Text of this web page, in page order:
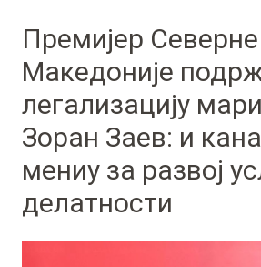
Премијер Северне
Македоније
легализацију
Зоран Заев: и
мениу за развој
делатности